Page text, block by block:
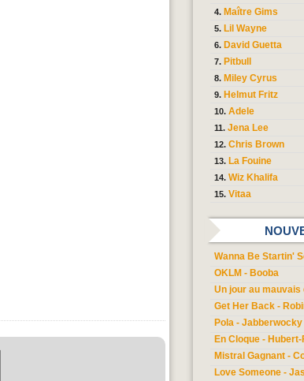
Maître Gims
Lil Wayne
David Guetta
Pitbull
Miley Cyrus
Helmut Fritz
Adele
Jena Lee
Chris Brown
La Fouine
Wiz Khalifa
Vitaa
Wanna Be Startin'
OKLM - Booba
Un jour au
Get Her Back -
Pola -
En Cloque -
Mistral Gagnant -
Love Someone -